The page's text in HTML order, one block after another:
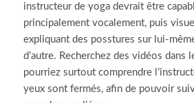
instructeur de yoga devrait être
principalement vocalement, puis
expliquant des posstures sur lui-
d’autre. Recherchez des vidéos dans
pourriez surtout comprendre
yeux sont fermés, afin de pouvoir